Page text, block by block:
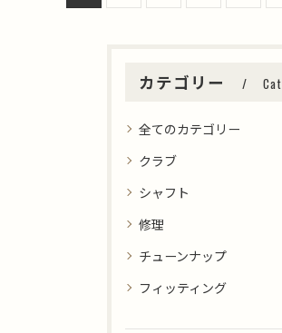
カテゴリー
全てのカテゴリー
クラブ
シャフト
修理
チューンナップ
フィッティング